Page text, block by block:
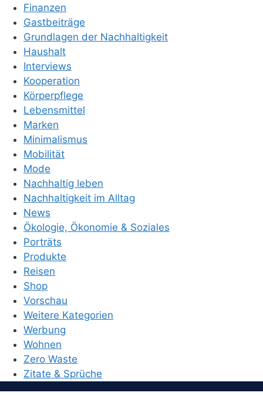
Finanzen
Gastbeiträge
Grundlagen der Nachhaltigkeit
Haushalt
Interviews
Kooperation
Körperpflege
Lebensmittel
Marken
Minimalismus
Mobilität
Mode
Nachhaltig leben
Nachhaltigkeit im Alltag
News
Ökologie, Ökonomie & Soziales
Porträts
Produkte
Reisen
Shop
Vorschau
Weitere Kategorien
Werbung
Wohnen
Zero Waste
Zitate & Sprüche